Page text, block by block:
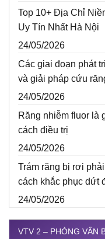
Top 10+ Địa Chỉ
Uy Tín Nhất Hà Nội
24/05/2026
Các giai đoạn phát
và giải pháp cứu
24/05/2026
Răng nhiễm fluor là
cách điều trị
24/05/2026
Trám răng bị rơi
cách khắc phục dứt
24/05/2026
VTV 2 – PHỎNG VẤN